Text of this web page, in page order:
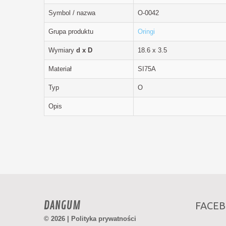
Symbol / nazwa O-0042
Grupa produktu Oringi
Wymiary d x D 18.6 x 3.5
Materiał SI75A
Typ O
Opis
DANGUM
© 2026 | Polityka prywatności